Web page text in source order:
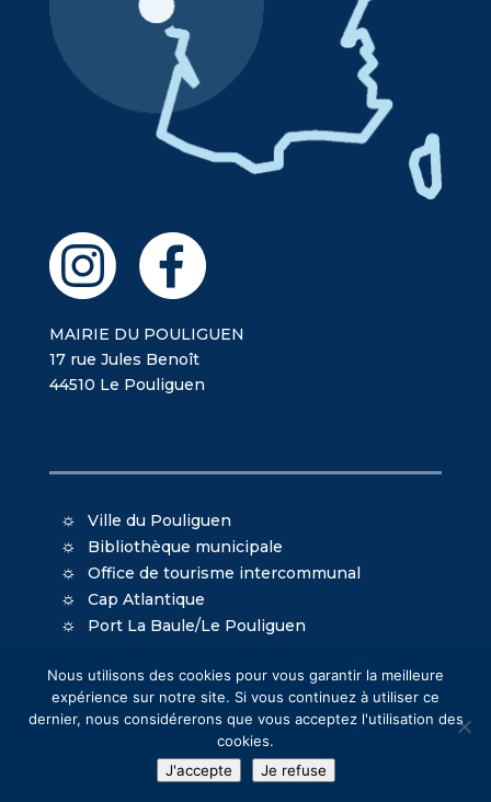
MAIRIE DU POULIGUEN
17 rue Jules Benoît
44510 Le Pouliguen
Ville du Pouliguen
Bibliothèque municipale
Office de tourisme intercommunal
Cap Atlantique
Port La Baule/Le Pouliguen
© Mairie du Pouliguen - Création
MacKenzie-Mentions légales
Nous utilisons des cookies pour vous garantir la meilleure
expérience sur notre site. Si vous continuez à utiliser ce
dernier, nous considérerons que vous acceptez l'utilisation des
cookies.
J'accepte
Je refuse